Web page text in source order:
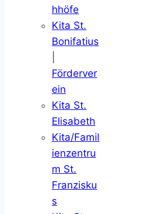
hhöfe
Kita St.
Bonifatius
Förderver
ein
Kita St.
Elisabeth
Kita/Famil
ienzentru
m St.
Franzisku
s